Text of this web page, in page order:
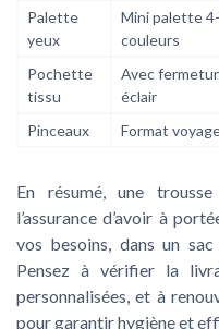
Palette
yeux
Mini palette
couleurs
Pochette
tissu
Avec
éclair
Pinceaux
Format
En résumé, une trousse
l’assurance d’avoir à
vos besoins, dans un
Pensez à vérifier la
personnalisées, et à
pour garantir hygiène et